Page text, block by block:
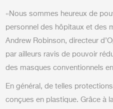
«Nous sommes heureux de
personnel des hôpitaux et des
Andrew Robinson, directeur
par ailleurs ravis de pouvoir
des masques conventionnels
En général, de telles
conçues en plastique. Grâce à